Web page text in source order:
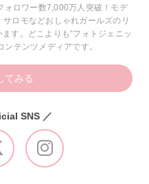
ォロワー数7,000万人突破！モデ
ロモなどおしゃれガールズのリ
す。どこよりも“フォトジェニッ
ンテンツメディアです。
てみる
SNS ／